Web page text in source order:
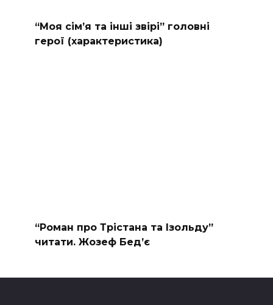
“Моя сімʼя та інші звірі” головні
герої (характеристика)
“Роман про Трістана та Ізольду”
читати. Жозеф Бед’є